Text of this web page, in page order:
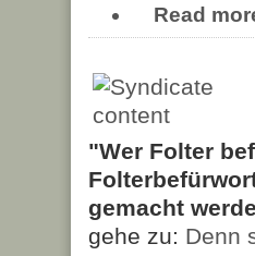
Read
"Wer Folter
gemacht
gehe zu: Denn